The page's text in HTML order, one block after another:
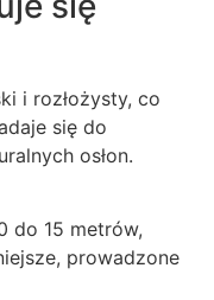
i rozłożysty, co
się do
osłon.
do 15 metrów,
prowadzone